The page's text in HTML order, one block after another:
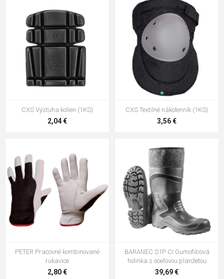
CXS Výstuha kolien (1KS)
2,04 €
CXS Textilné nákolenník (1KS)
3,56 €
PETER Pracovné kombinované
rukavice
2,80 €
BARANEC S1P CI Gumofilcová
holinka s oceľovou planžetou
39,69 €